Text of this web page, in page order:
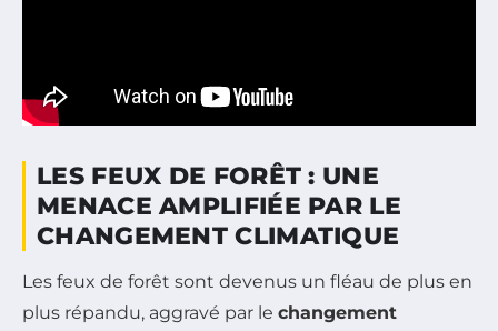
LES FEUX DE FORÊT : UNE
MENACE AMPLIFIÉE PAR LE
CHANGEMENT CLIMATIQUE
Les feux de forêt sont devenus un fléau de plus en
plus répandu, aggravé par le changement